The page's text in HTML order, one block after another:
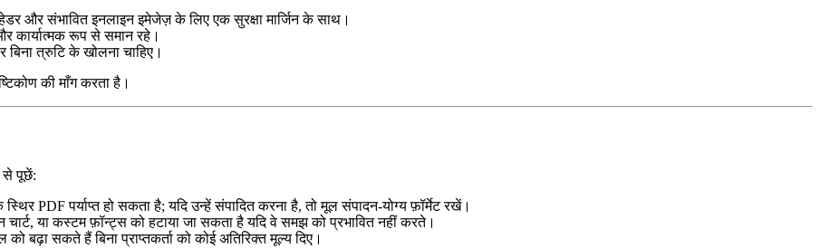
और संभावित इनलाइन इमेजेज़ के लिए एक सुरक्षा मार्जिन के साथ।
कार्यात्मक रूप से समान रहे।
त्रुटि के खोलना चाहिए।
की माँग करता है।
से पूछें:
PDF पर्याप्त हो सकता है; यदि उन्हें संपादित करना है, तो मूल संपादन‑योग्य फ़ॉर्मेट रखें।
चार्ट, या कस्टम फ़ॉन्ट्स को हटाया जा सकता है यदि वे समझ को प्रभावित नहीं करते।
बढ़ा सकते हैं बिना प्राप्तकर्ता को कोई अतिरिक्त मूल्य दिए।